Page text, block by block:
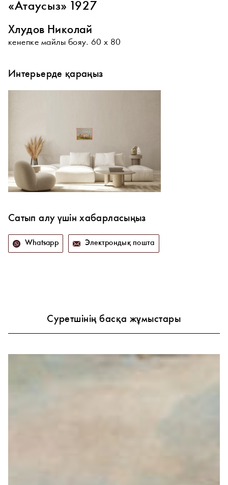
«Атаусыз» 1927
Хлудов Николай
кенепке майлы бояу. 60 х 80
Интерьерде қараңыз
Сатып алу үшін хабарласыңыз
Whatsapp Электрондық пошта
Суретшінің басқа жұмыстары